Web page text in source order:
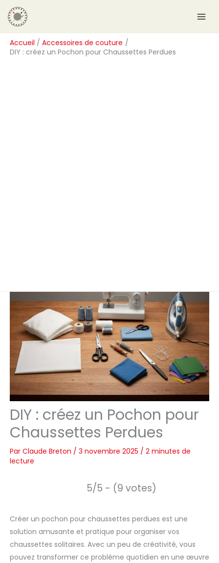
Aller
au
contenu
Accueil
Accessoires de couture
DIY : créez un Pochon pour Chaussettes Perdues
DIY : créez un Pochon pour
Chaussettes Perdues
Par Claude Breton / 3 novembre 2025 / 2 minutes de
lecture
5/5 - (9 votes)
Créer un pochon pour chaussettes perdues est une
solution amusante et pratique pour organiser vos
chaussettes solitaires. Avec un peu de créativité, vous
pouvez transformer ce problème quotidien en une œuvre
R
e
c
h